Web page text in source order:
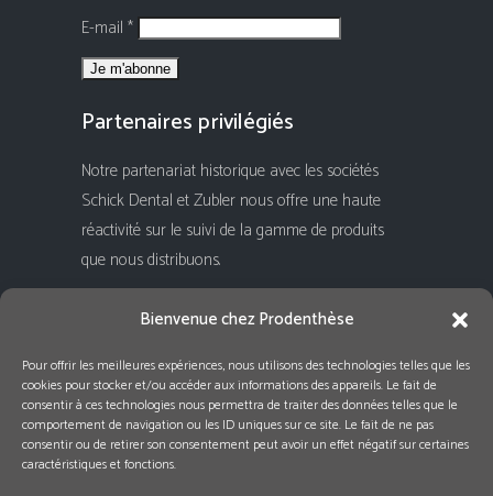
Bienvenue chez Prodenthèse
Pour offrir les meilleures expériences, nous utilisons des technologies telles que les
cookies pour stocker et/ou accéder aux informations des appareils. Le fait de
consentir à ces technologies nous permettra de traiter des données telles que le
comportement de navigation ou les ID uniques sur ce site. Le fait de ne pas
consentir ou de retirer son consentement peut avoir un effet négatif sur certaines
caractéristiques et fonctions.
E-mail *
Partenaires privilégiés
Notre partenariat historique avec les sociétés
Schick Dental et Zubler nous offre une haute
réactivité sur le suivi de la gamme de produits
que nous distribuons.
Rejoignez-nous !